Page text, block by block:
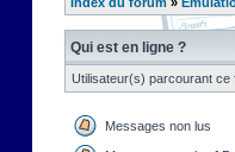
Qui est en ligne ?
Utilisateur(s) parcourant ce
Messages non lus